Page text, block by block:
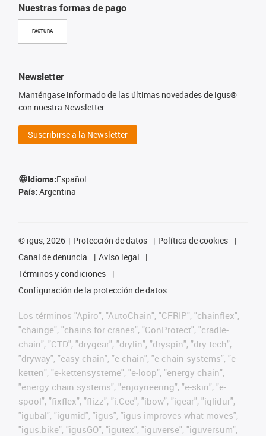
Nuestras formas de pago
FACTURA
Newsletter
Manténgase informado de las últimas novedades de igus®
con nuestra Newsletter.
Suscribirse a la Newsletter
Idioma:Español
País: Argentina
© igus, 2026 Protección de datos
Política de cookies
Canal de denuncia
Aviso legal
Términos y condiciones
Configuración de la protección de datos
Los términos "Apiro", "AutoChain", "CFRIP", "chainflex",
"chainge", "chains for cranes", "ConProtect", "cradle-
chain", "CTD", "drygear", "drylin", "dryspin", "dry-tech",
"dryway", "easy chain", "e-chain", "e-chain systems", "e-
ketten", "e-kettensysteme", "e-loop", "energy chain",
"energy chain systems", "enjoyneering", "e-skin", "e-
spool", "fixflex", "flizz", "i.Cee", "ibow", "igear", "iglidur",
"igubal", "igumid", "igus", "igus improves what moves",
"igus:bike", "igusGO", "igutex", "iguverse", "iguversum",